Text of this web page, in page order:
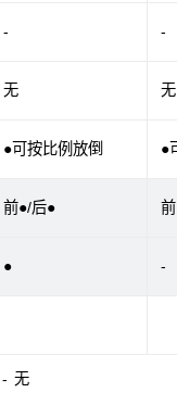
- 无
- -
无 无
●可按比例放倒 ●
前●/后●
● -